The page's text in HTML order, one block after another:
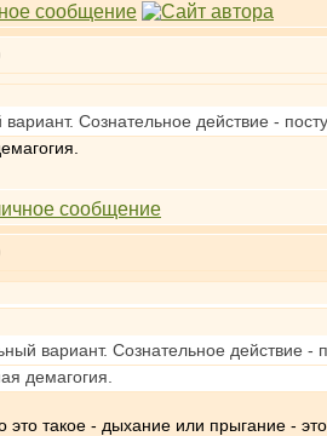
Сознательное действие -
вариант. Сознательное действие -
демагогия.
это такое - дыхание или прыгание -